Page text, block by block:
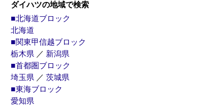
ダイハツの地域で検索
■北海道ブロック
北海道
■関東甲信越ブロック
栃木県 ／ 新潟県
■首都圏ブロック
埼玉県 ／ 茨城県
■東海ブロック
愛知県